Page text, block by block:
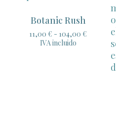
Botanic Rush
11,00 € - 104,00 €
IVA incluido